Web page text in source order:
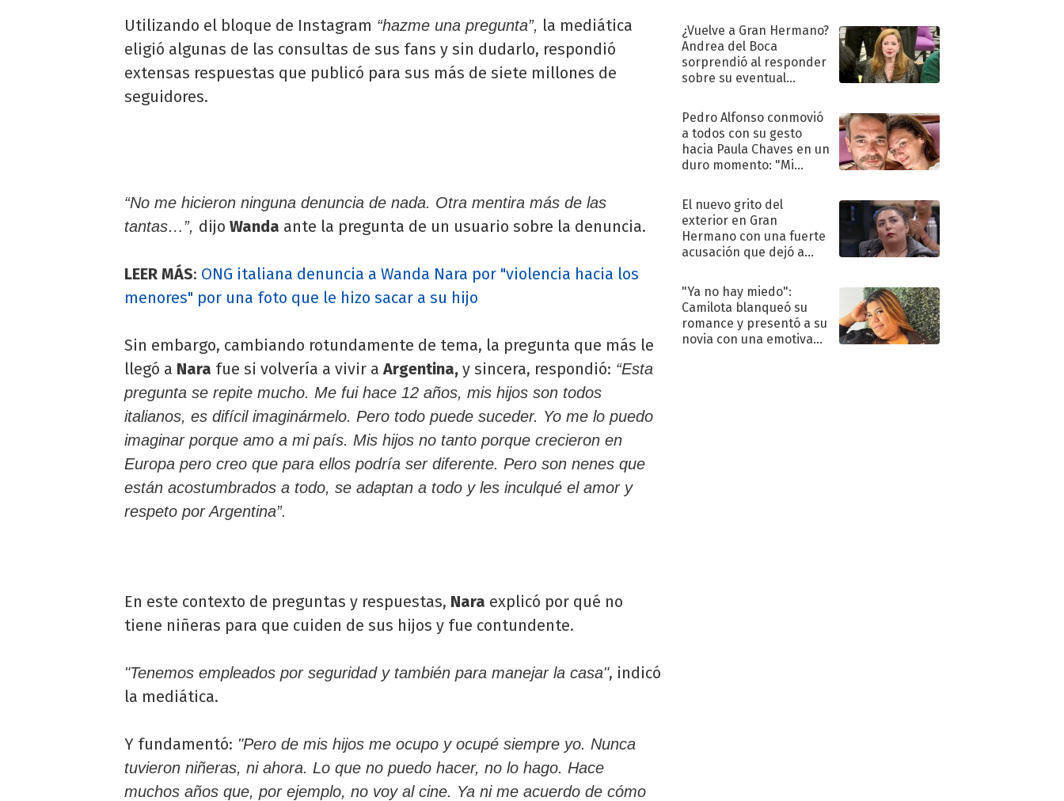
Utilizando el bloque de Instagram “hazme una pregunta”, la mediática
eligió algunas de las consultas de sus fans y sin dudarlo, respondió
extensas respuestas que publicó para sus más de siete millones de
seguidores.
“No me hicieron ninguna denuncia de nada. Otra mentira más de las
tantas…”, dijo Wanda ante la pregunta de un usuario sobre la denuncia.
LEER MÁS: ONG italiana denuncia a Wanda Nara por "violencia hacia los
menores" por una foto que le hizo sacar a su hijo
Sin embargo, cambiando rotundamente de tema, la pregunta que más le
llegó a Nara fue si volvería a vivir a Argentina, y sincera, respondió: “Esta
pregunta se repite mucho. Me fui hace 12 años, mis hijos son todos
italianos, es difícil imaginármelo. Pero todo puede suceder. Yo me lo puedo
imaginar porque amo a mi país. Mis hijos no tanto porque crecieron en
Europa pero creo que para ellos podría ser diferente. Pero son nenes que
están acostumbrados a todo, se adaptan a todo y les inculqué el amor y
respeto por Argentina”.
En este contexto de preguntas y respuestas, Nara explicó por qué no
tiene niñeras para que cuiden de sus hijos y fue contundente.
"Tenemos empleados por seguridad y también para manejar la casa", indicó
la mediática.
Y fundamentó: "Pero de mis hijos me ocupo y ocupé siempre yo. Nunca
tuvieron niñeras, ni ahora. Lo que no puedo hacer, no lo hago. Hace
muchos años que, por ejemplo, no voy al cine. Ya ni me acuerdo de cómo
¿Vuelve a Gran Hermano?
Andrea del Boca
sorprendió al responder
sobre su eventual
Pedro Alfonso conmovió
a todos con su gesto
hacia Paula Chaves en un
duro momento: "Mi
terapéutico"
El nuevo grito del
exterior en Gran
Hermano con una fuerte
acusación que dejó a
"Traidora"
"Ya no hay miedo":
Camilota blanqueó su
romance y presentó a su
novia con una emotiva